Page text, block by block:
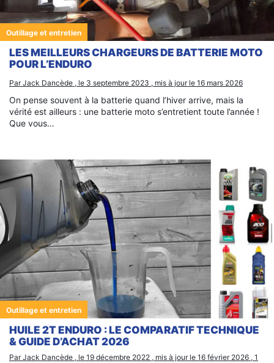
Outillage et entretien
LES MEILLEURS CHARGEURS DE BATTERIE MOTO
POUR L’ENDURO
Par Jack Dancède , le 3 septembre 2023 , mis à jour le 16 mars 2026
On pense souvent à la batterie quand l’hiver arrive, mais la
vérité est ailleurs : une batterie moto s’entretient toute l’année !
Que vous…
Outillage et entretien
HUILE 2T ENDURO : LE COMPARATIF TECHNIQUE
& GUIDE D’ACHAT 2026
Par Jack Dancède , le 19 décembre 2022 , mis à jour le 16 février 2026 , 1